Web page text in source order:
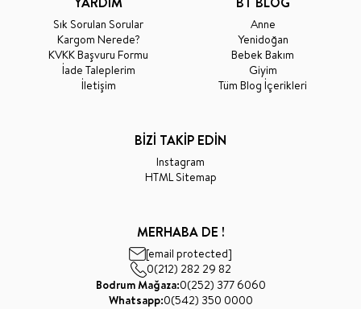
Sık Sorulan Sorular
Kargom Nerede?
KVKK Başvuru Formu
İade Taleplerim
İletişim
Anne
Yenidoğan
Bebek Bakım
Giyim
Tüm Blog İçerikleri
BİZİ TAKİP EDİN
Instagram
HTML Sitemap
MERHABA DE !
[email protected]
0(212) 282 29 82
Bodrum Mağaza:0(252) 377 6060
Whatsapp:0(542) 350 0000